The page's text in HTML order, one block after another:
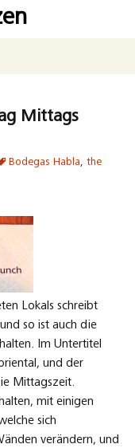
Mittags
Bodegas Habla, the
Lokals schreibt
so ist auch die
Im Untertitel
und der
Mittagszeit.
mit einigen
sich
verändern, und